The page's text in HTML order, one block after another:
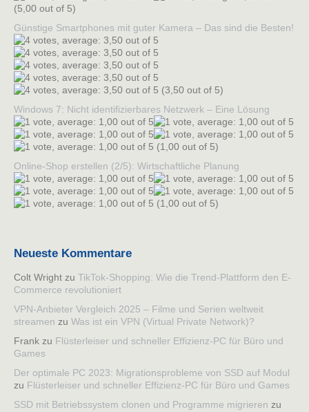
(5,00 out of 5)
Günstige Smartphones mit guter Kamera – Das sind die Besten!
(3,50 out of 5)
Windows 7: Nicht identifizierbares Netzwerk – Eine Lösung
(1,00 out of 5)
Online-Shop erstellen (2/5): Wirtschaftliche Planung
(1,00 out of 5)
Neueste Kommentare
Colt Wright zu TikTok-Shopping: Wie die Trend-Plattform den E-
Commerce revolutioniert
VPN-Anbieter Vergleich 2025 – Filme und Serien weltweit
streamen zu Was ist ein VPN (Virtual Private Network)?
Frank zu Flüsterleiser und schneller Effizienz-PC für Büro und
Games
Der optimale PC 2023: Migrationsprobleme von SSD auf Modul
zu Flüsterleiser und schneller Effizienz-PC für Büro und Games
SSD mit Betriebssystem clonen und Programme migrieren zu